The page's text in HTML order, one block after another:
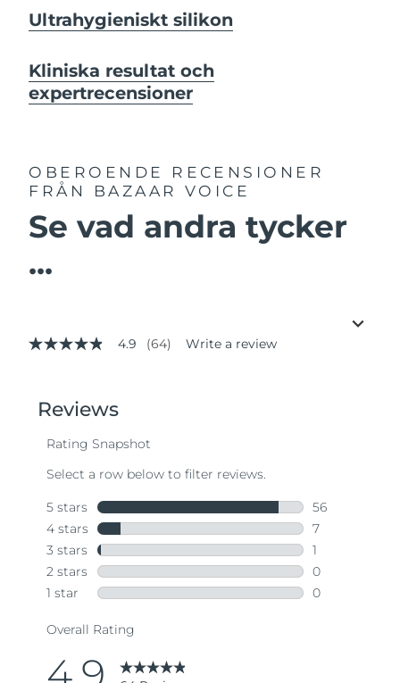
Ultrahygieniskt silikon
Kliniska resultat och
expertrecensioner
OBEROENDE RECENSIONER
FRÅN BAZAAR VOICE
Se vad andra tycker
...
4.9
stars,
average
value.
Same
page
link.
4.9 (64) Write a review